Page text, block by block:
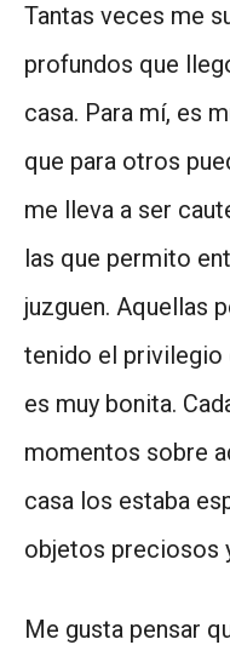
Tantas veces me
profundos que
casa. Para mí, es
que para otros
me lleva a ser
las que permito
juzguen. Aquellas
tenido el privilegio
es muy bonita.
momentos sobre
casa los estaba
objetos preciosos
Me gusta pensar